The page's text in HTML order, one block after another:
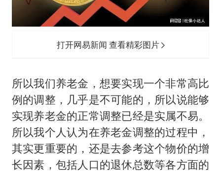
打开网易新闻 查看精彩图片
所以我们养老金，想要实现一个非常高比
例的调整，几乎是不可能的，所以说能够
实现养老金的正常调整已经是实属不易。
所以我个人认为在养老金调整的过程中，
其实更重要的，还是去参考这个物价的增
长因素，包括人口的退休总数等各方面的